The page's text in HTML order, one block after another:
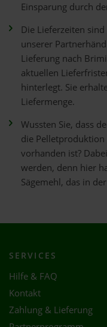
Einsparung durch
Die Lieferzeiten
unserer
Lieferung nach
aktuellen
hinterlegt. Sie
Liefermenge.
Wussten Sie, dass
die
vorhanden ist?
werden, denn hier
Sägemehl, das in
SERVICES
Hilfe & FAQ
Kontakt
Zahlung & Lieferung